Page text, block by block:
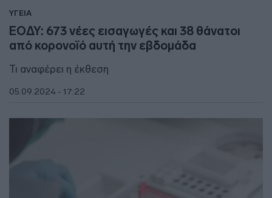
ΥΓΕΙΑ
ΕΟΔΥ: 673 νέες εισαγωγές και 38 θάνατοι
από κορονοϊό αυτή την εβδομάδα
Τι αναφέρει η έκθεση
05.09.2024 - 17:22